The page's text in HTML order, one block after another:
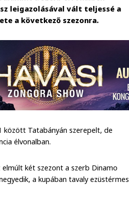
leigazolásával vált teljessé a
a következő szezonra.
között Tatabányán szerepelt, de
élvonalban.
két szezont a szerb Dinamo
a kupában tavaly ezüstérmes